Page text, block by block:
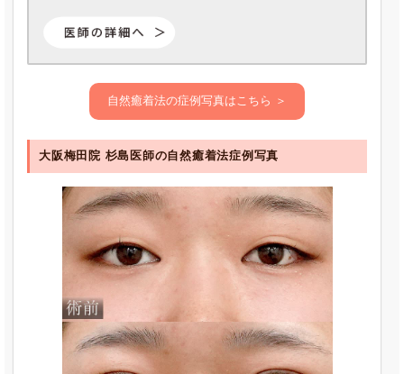
自然癒着法の症例写真はこちら ＞
大阪梅田院 杉島医師の自然癒着法症例写真